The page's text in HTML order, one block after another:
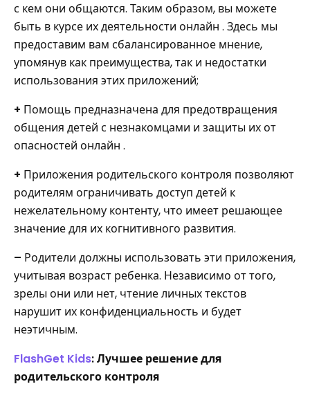
с кем они общаются. Таким образом, вы можете
быть в курсе их деятельности онлайн . Здесь мы
предоставим вам сбалансированное мнение,
упомянув как преимущества, так и недостатки
использования этих приложений;
+ Помощь предназначена для предотвращения
общения детей с незнакомцами и защиты их от
опасностей онлайн .
+ Приложения родительского контроля позволяют
родителям ограничивать доступ детей к
нежелательному контенту, что имеет решающее
значение для их когнитивного развития.
– Родители должны использовать эти приложения,
учитывая возраст ребенка. Независимо от того,
зрелы они или нет, чтение личных текстов
нарушит их конфиденциальность и будет
неэтичным.
FlashGet Kids: Лучшее решение для
родительского контроля